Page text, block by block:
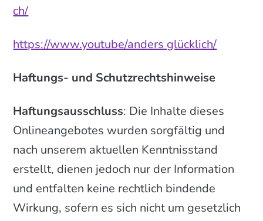
ch/
https://www.youtube/anders glücklich/
Haftungs- und Schutzrechtshinweise
Haftungsausschluss: Die Inhalte dieses
Onlineangebotes wurden sorgfältig und
nach unserem aktuellen Kenntnisstand
erstellt, dienen jedoch nur der Information
und entfalten keine rechtlich bindende
Wirkung, sofern es sich nicht um gesetzlich